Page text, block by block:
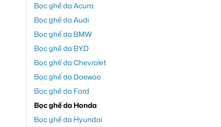
Bọc ghế da Acura
Bọc ghế da Audi
Bọc ghế da BMW
Bọc ghế da BYD
Bọc ghế da Chevrolet
Bọc ghế da Daewoo
Bọc ghế da Ford
Bọc ghế da Honda
Bọc ghế da Hyundai